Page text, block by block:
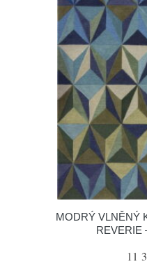
MODRÝ VLNĚNÝ
REVERIE
11